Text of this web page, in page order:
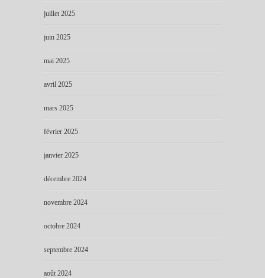
juillet 2025
juin 2025
mai 2025
avril 2025
mars 2025
février 2025
janvier 2025
décembre 2024
novembre 2024
octobre 2024
septembre 2024
août 2024